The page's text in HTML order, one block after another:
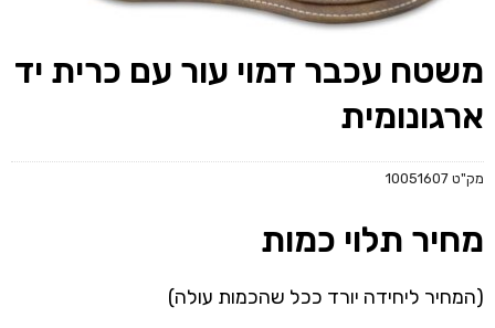
משטח עכבר דמוי עור עם כרית יד
ארגונומית
מק"ט 10051607
מחיר תלוי כמות
(המחיר ליחידה יורד ככל שהכמות עולה)